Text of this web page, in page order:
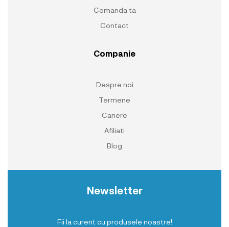
Comanda ta
Contact
Companie
Despre noi
Termene
Cariere
Afiliati
Blog
Newsletter
Fii la curent cu produsele noastre!